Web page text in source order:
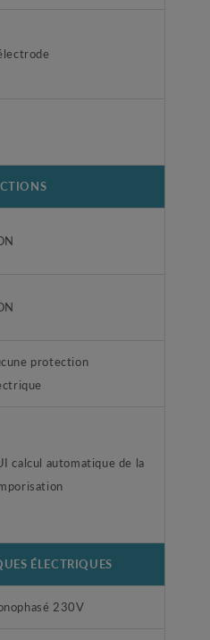
protection
calcul automatique de la
ÉLECTRIQUES
230V